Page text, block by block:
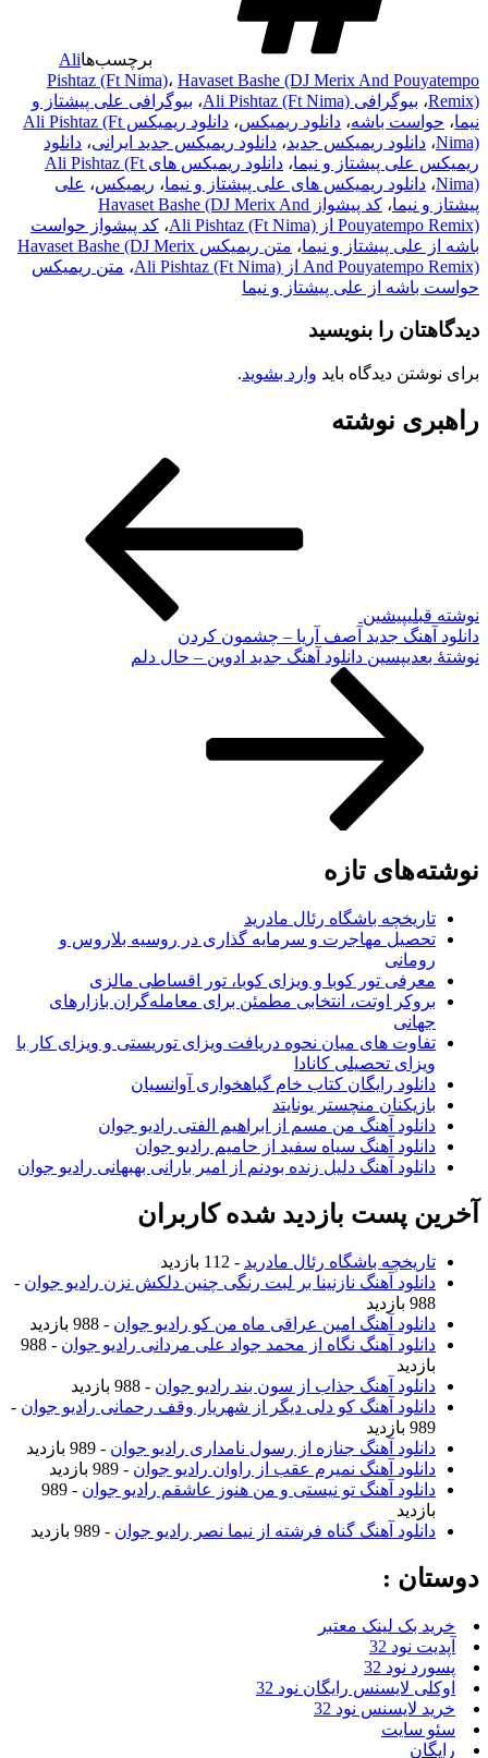
برچسب‌هاAli
Pishtaz (Ft Nima)، Havaset Bashe (DJ Merix And Pouyatempo
Remix)، بیوگرافی Ali Pishtaz (Ft Nima) ، بیوگرافی علی پیشتاز و
نیما، حواست باشه، دانلود ریمیکس،
دانلود ریمیکس Ali Pishtaz (Ft
Nima)، دانلود ریمیکس جدید، دانلود ریمیکس جدید ایرانی، دانلود
ریمیکس علی پیشتاز و نیما،
دانلود ریمیکس های Ali Pishtaz (Ft
Nima)، دانلود ریمیکس های علی پیشتاز و نیما، ریمیکس، علی
پیشتاز و نیما،
کد پیشواز Havaset Bashe (DJ Merix And
Pouyatempo Remix) از Ali Pishtaz (Ft Nima)
، کد پیشواز حواست
باشه از علی پیشتاز و نیما،
متن ریمیکس Havaset Bashe (DJ Merix
And Pouyatempo Remix) از Ali Pishtaz (Ft Nima)
، متن ریمیکس
حواست باشه از علی پیشتاز و نیما
دیدگاهتان را بنویسید
برای نوشتن دیدگاه باید وارد بشوید.
راهبری نوشته
نوشته قبلیپیشین
دانلود آهنگ جدید آصف آریا – چشمون کردن
نوشته‌ٔ بعدیپسین دانلود آهنگ جدید ادوین – حال دلم
نوشته‌های تازه
تاریخچه باشگاه رئال مادرید
تحصیل مهاجرت و سرمایه گذاری در روسیه بلاروس و
رومانی
معرفی تور کوبا و ویزای کوبا، تور اقساطی مالزی
بروکر اوتت، انتخابی مطمئن برای معامله‌گران بازارهای
جهانی
تفاوت های میان نحوه دریافت ویزای توریستی و ویزای کار با
ویزای تحصیلی کانادا
دانلود رایگان کتاب خام گیاهخواری آوانسیان
بازیکنان منچستر یونایتد
دانلود آهنگ من مسم از ابراهیم الفتی رادیو جوان
دانلود آهنگ سیاه سفید از حامیم رادیو جوان
دانلود آهنگ دلیل زنده بودنم از امیر بارانی بهبهانی رادیو جوان
آخرین پست بازدید شده کاربران
تاریخچه باشگاه رئال مادرید - 112 بازدید
دانلود آهنگ نازنینا بر لبت رنگی چنین دلکش نزن رادیو جوان -
988 بازدید
دانلود آهنگ امین عراقی ماه من کو رادیو جوان - 988 بازدید
دانلود آهنگ نگاه از محمد جواد علی مردانی رادیو جوان
- 988
بازدید
دانلود آهنگ جذاب از سون بند رادیو جوان - 988 بازدید
دانلود آهنگ کو دلی دیگر از شهریار وقف رحمانی رادیو جوان -
989 بازدید
دانلود آهنگ جنازه از رسول نامداری رادیو جوان - 989 بازدید
دانلود آهنگ نمیرم عقب از راوان رادیو جوان - 989 بازدید
دانلود آهنگ تو نیستی و من هنوز عاشقم رادیو جوان
- 989
بازدید
دانلود آهنگ گناه فرشته از نیما نصر رادیو جوان - 989 بازدید
دوستان :
خرید بک لینک معتبر
آپدیت نود 32
پسورد نود 32
اوکلی لایسنس رایگان نود 32
خرید لایسنس نود 32
سئو سایت
رایگان